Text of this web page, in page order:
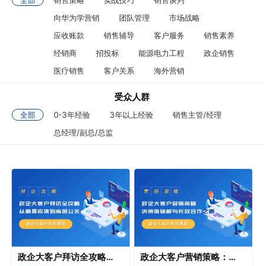
向华为学营销
团队管理
市场战略
应收账款
销售辅导 客户服务
销售素养
经销商
招投标 能源电力工程
政企销售
医疗销售
客户关系 海外营销
受众人群
全部 0-3年经验 3年以上经验
销售主管/经理
总经理/副总/总监
政企大客户拜访全攻略：从情报收集到高层公关 政企大客户营销策略：决策链破解与长效合作之道